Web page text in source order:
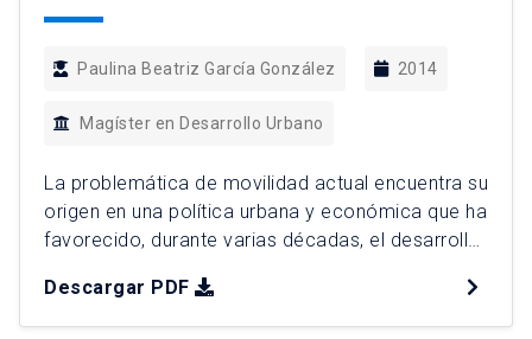
Paulina Beatriz García González 2014
Magíster en Desarrollo Urbano
La problemática de movilidad actual encuentra su
origen en una política urbana y económica que ha
favorecido, durante varias décadas, el desarrollo
soluciones al transporte público. Esta elección
del sistema de movilidad ha influido en la relación
Descargar PDF